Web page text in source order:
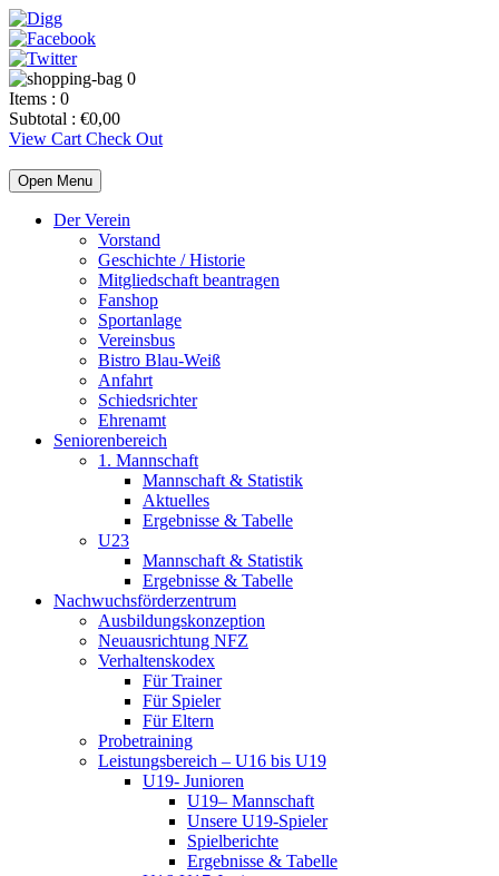
0
Items : 0
Subtotal : €0,00
View Cart Check Out
Open Menu
Der Verein
Vorstand
Geschichte / Historie
Mitgliedschaft beantragen
Fanshop
Sportanlage
Vereinsbus
Bistro Blau-Weiß
Anfahrt
Schiedsrichter
Ehrenamt
Seniorenbereich
1. Mannschaft
Mannschaft & Statistik
Aktuelles
Ergebnisse & Tabelle
U23
Mannschaft & Statistik
Ergebnisse & Tabelle
Nachwuchsförderzentrum
Ausbildungskonzeption
Neuausrichtung NFZ
Verhaltenskodex
Für Trainer
Für Spieler
Für Eltern
Probetraining
Leistungsbereich – U16 bis U19
U19- Junioren
U19– Mannschaft
Unsere U19-Spieler
Spielberichte
Ergebnisse & Tabelle